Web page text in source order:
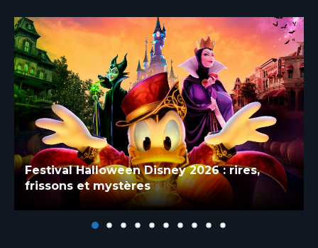
2026 : rires,
Blanche-
après quatre
Disneyland